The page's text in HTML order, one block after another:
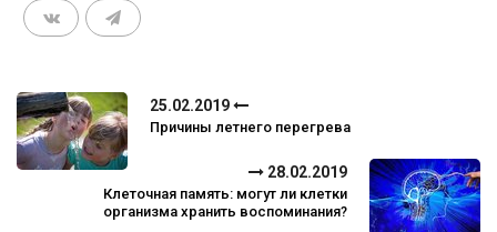
25.02.2019
Причины летнего перегрева
28.02.2019
Клеточная память: могут ли клетки
организма хранить воспоминания?